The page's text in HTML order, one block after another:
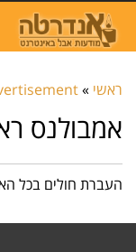
ראשי »
אמבולנס
העברת חולים בכל